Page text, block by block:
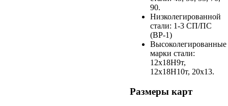
90.
Низколегированной
стали: 1-3 СП/ПС
(ВР-1)
Высоколегированные
марки стали:
12х18H9т,
12х18H10т, 20х13.
Размеры карт